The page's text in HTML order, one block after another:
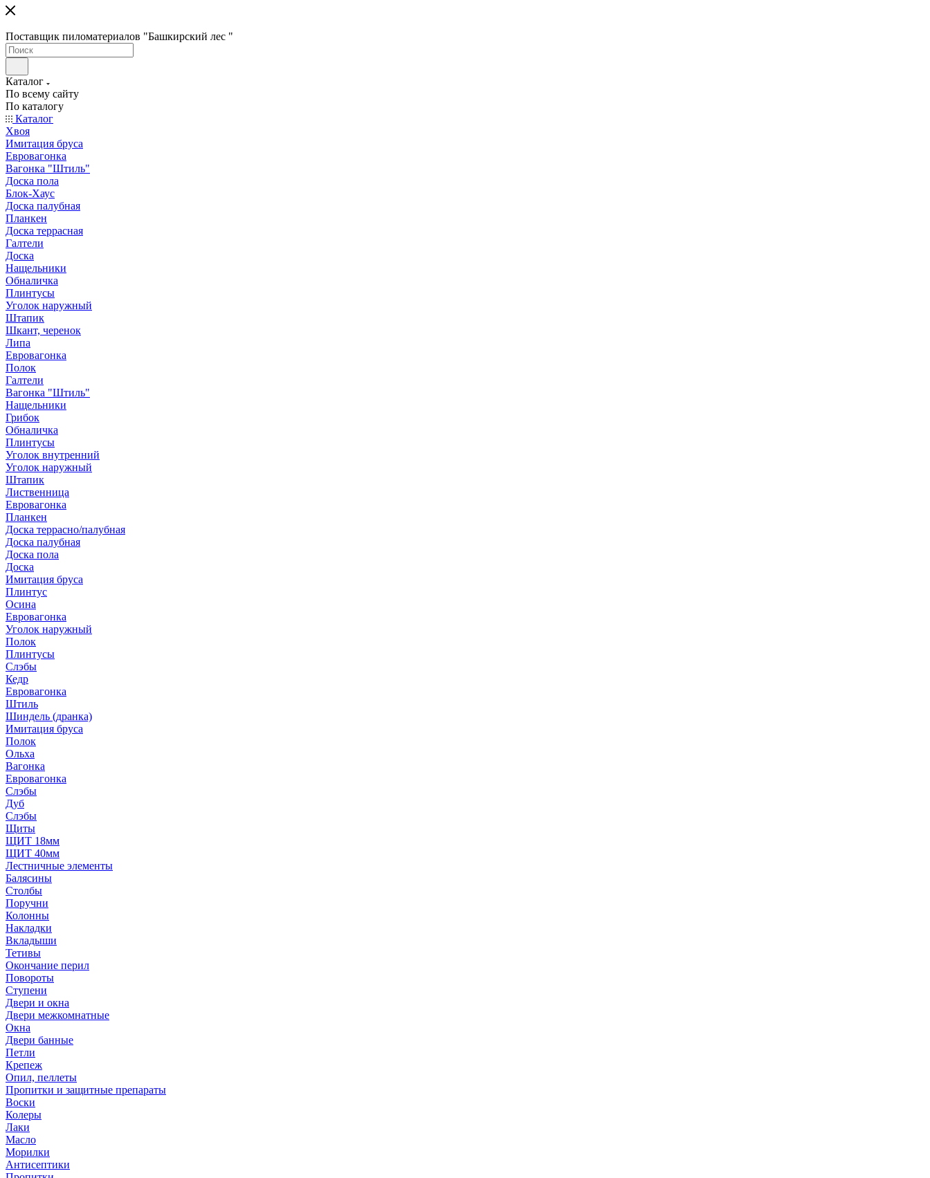
Поставщик пиломатериалов "Башкирский лес "
Каталог
По всему сайту
По каталогу
Каталог
Хвоя
Имитация бруса
Евровагонка
Вагонка "Штиль"
Доска пола
Блок-Хаус
Доска палубная
Планкен
Доска террасная
Галтели
Доска
Нащельники
Обналичка
Плинтусы
Уголок наружный
Штапик
Шкант, черенок
Липа
Евровагонка
Полок
Галтели
Вагонка "Штиль"
Нащельники
Грибок
Обналичка
Плинтусы
Уголок внутренний
Уголок наружный
Штапик
Лиственница
Евровагонка
Планкен
Доска террасно/палубная
Доска палубная
Доска пола
Доска
Имитация бруса
Плинтус
Осина
Евровагонка
Уголок наружный
Полок
Плинтусы
Слэбы
Кедр
Евровагонка
Штиль
Шиндель (дранка)
Имитация бруса
Полок
Ольха
Вагонка
Евровагонка
Слэбы
Дуб
Слэбы
Щиты
ЩИТ 18мм
ЩИТ 40мм
Лестничные элементы
Балясины
Столбы
Поручни
Колонны
Накладки
Вкладыши
Тетивы
Окончание перил
Повороты
Ступени
Двери и окна
Двери межкомнатные
Окна
Двери банные
Петли
Крепеж
Опил, пеллеты
Пропитки и защитные препараты
Воски
Колеры
Лаки
Масло
Морилки
Антисептики